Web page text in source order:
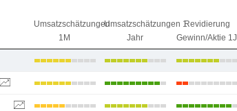
Umsatzschätzungen
1M
Umsatzschätzungen 1
Jahr
Revidierung
Gewinn/Aktie 1J